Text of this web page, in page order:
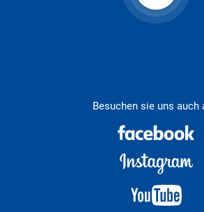
Besuchen sie uns auch